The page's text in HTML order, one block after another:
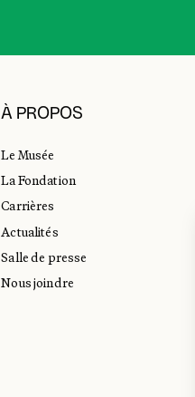
À PROPOS
Le Musée
La Fondation
Carrières
Actualités
Salle de presse
Nous joindre